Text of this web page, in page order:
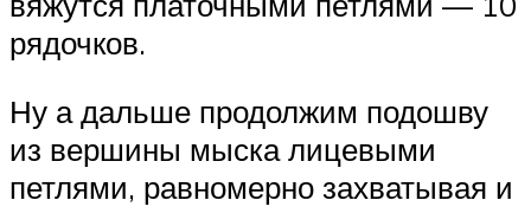
рядочков.
Ну а дальше продолжим подошву
из вершины мыска лицевыми
петлями, равномерно захватывая и